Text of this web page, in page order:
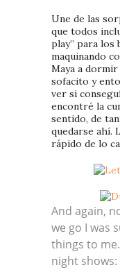
Une de las
que todos
play” para los
maquinando
Maya a
sofacito y
ver si
encontré la
sentido, de
quedarse ahí.
rápido de lo
And again,
we go I was
things to
night shows: